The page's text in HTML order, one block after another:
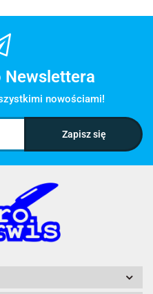
Newslettera
nowościami!